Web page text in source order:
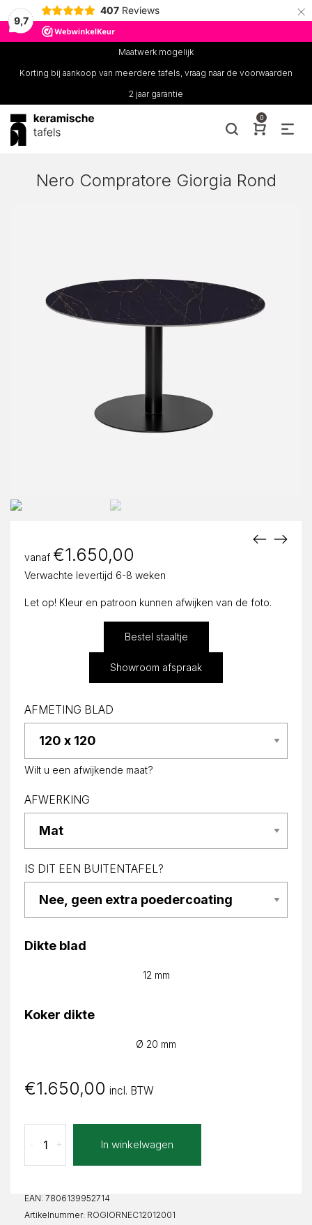
9,7
407 Reviews ×
Maatwerk mogelijk
Korting bij aankoop van meerdere tafels, vraag naar de voorwaarden
2 jaar garantie
0
Nero Compratore Giorgia Rond
vanaf €1.650,00
Verwachte levertijd 6-8 weken
Let op! Kleur en patroon kunnen afwijken van de foto.
Bestel staaltje
Showroom afspraak
AFMETING BLAD
Wilt u een afwijkende maat?
AFWERKING
IS DIT EEN BUITENTAFEL?
Dikte blad
12 mm
Koker dikte
Ø 20 mm
€1.650,00 incl. BTW
Compratore
Giorgia
aantal
+
- In winkelwagen
EAN: 7806139952714
Artikelnummer: ROGIORNEC12012001